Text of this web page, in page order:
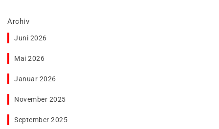
Archiv
Juni 2026
Mai 2026
Januar 2026
November 2025
September 2025